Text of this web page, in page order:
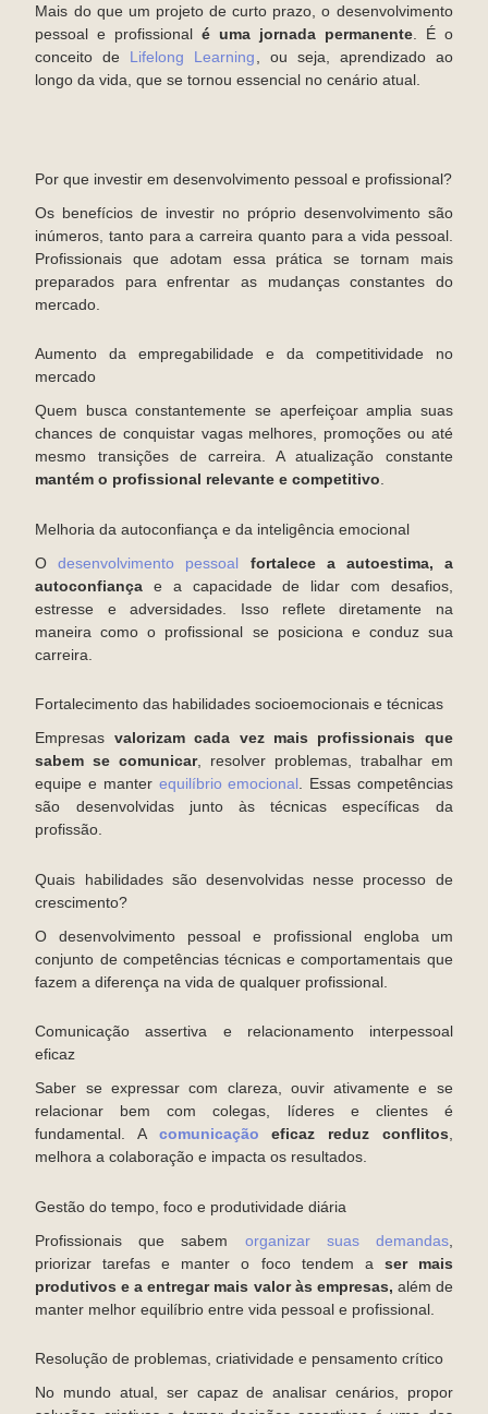
Mais do que um projeto de curto prazo, o desenvolvimento
pessoal e profissional é uma jornada permanente. É o
conceito de Lifelong Learning , ou seja, aprendizado ao
longo da vida, que se tornou essencial no cenário atual.
Por que investir em desenvolvimento pessoal e profissional?
Os benefícios de investir no próprio desenvolvimento são
inúmeros, tanto para a carreira quanto para a vida pessoal.
Profissionais que adotam essa prática se tornam mais
preparados para enfrentar as mudanças constantes do
mercado.
Aumento da empregabilidade e da competitividade no
mercado
Quem busca constantemente se aperfeiçoar amplia suas
chances de conquistar vagas melhores, promoções ou até
mesmo transições de carreira. A atualização constante
mantém o profissional relevante e competitivo.
Melhoria da autoconfiança e da inteligência emocional
Odesenvolvimento pessoal
fortalece a autoestima, a
autoconfiança e a capacidade de lidar com desafios,
estresse e adversidades. Isso reflete diretamente na
maneira como o profissional se posiciona e conduz sua
carreira.
Fortalecimento das habilidades socioemocionais e técnicas
Empresas valorizam cada vez mais profissionais que
sabem se comunicar, resolver problemas, trabalhar em
equipe e manter equilíbrio emocional. Essas competências
são desenvolvidas junto às técnicas específicas da
profissão.
Quais habilidades são desenvolvidas nesse processo de
crescimento?
O desenvolvimento pessoal e profissional engloba um
conjunto de competências técnicas e comportamentais que
fazem a diferença na vida de qualquer profissional.
Comunicação assertiva e relacionamento interpessoal
eficaz
Saber se expressar com clareza, ouvir ativamente e se
relacionar bem com colegas, líderes e clientes é
fundamental. A comunicação eficaz reduz conflitos,
melhora a colaboração e impacta os resultados.
Gestão do tempo, foco e produtividade diária
Profissionais que sabem organizar suas demandas,
priorizar tarefas e manter o foco tendem a ser mais
produtivos e a entregar mais valor às empresas, além de
manter melhor equilíbrio entre vida pessoal e profissional.
Resolução de problemas, criatividade e pensamento crítico
No mundo atual, ser capaz de analisar cenários, propor